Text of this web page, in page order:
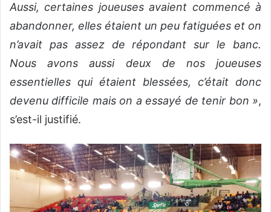
Aussi, certaines joueuses avaient commencé à
abandonner, elles étaient un peu fatiguées et on
n’avait pas assez de répondant sur le banc.
Nous avons aussi deux de nos joueuses
essentielles qui étaient blessées, c’était donc
devenu difficile mais on a essayé de tenir bon »,
s’est-il justifié.